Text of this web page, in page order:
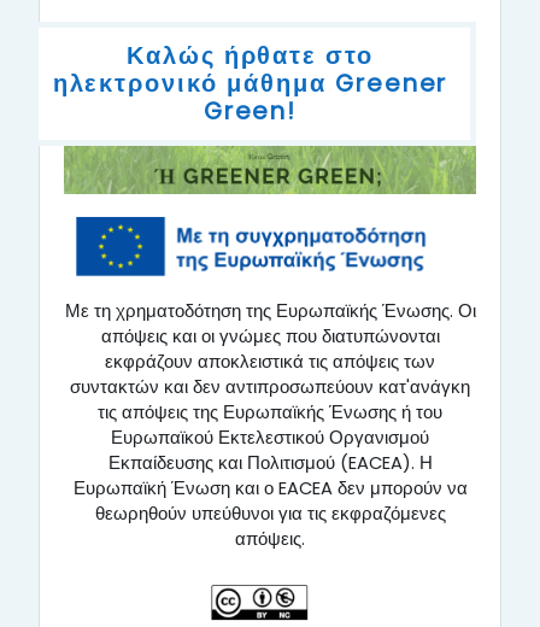
Καλώς ήρθατε στο
ηλεκτρονικό μάθημα Greener
Green!
Με τη χρηματοδότηση της Ευρωπαϊκής Ένωσης. Οι
απόψεις και οι γνώμες που διατυπώνονται
εκφράζουν αποκλειστικά τις απόψεις των
συντακτών και δεν αντιπροσωπεύουν κατ'ανάγκη
τις απόψεις της Ευρωπαϊκής Ένωσης ή του
Ευρωπαϊκού Εκτελεστικού Οργανισμού
Εκπαίδευσης και Πολιτισμού (EACEA). Η
Ευρωπαϊκή Ένωση και ο EACEA δεν μπορούν να
θεωρηθούν υπεύθυνοι για τις εκφραζόμενες
απόψεις.